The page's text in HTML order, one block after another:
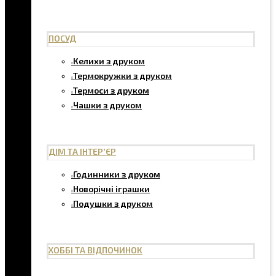
ПОСУД
Келихи з друком
Термокружки з друком
Термоси з друком
Чашки з друком
ДІМ ТА ІНТЕР'ЄР
Годинники з друком
Новорічні іграшки
Подушки з друком
ХОББІ ТА ВІДПОЧИНОК